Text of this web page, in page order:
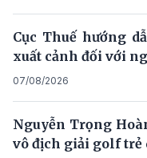
Cục Thuế hướng
xuất cảnh đối với
07/08/2026
Nguyễn Trọng
vô địch giải golf trẻ